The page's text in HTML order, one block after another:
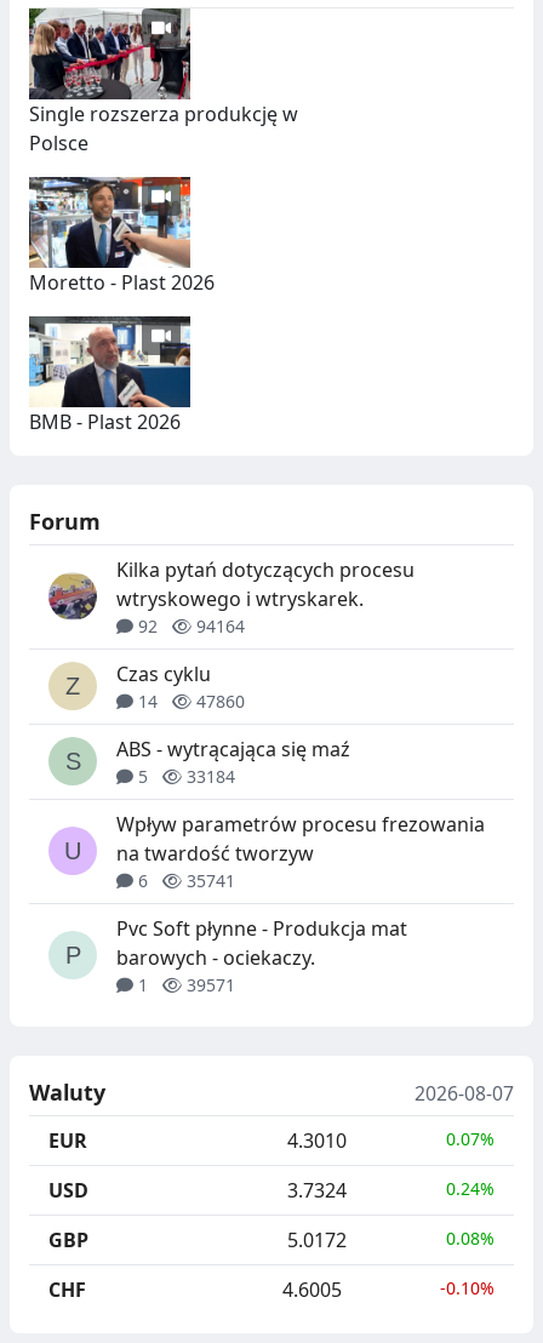
Single rozszerza produkcję w
Polsce
Moretto - Plast 2026
BMB - Plast 2026
Forum
Kilka pytań dotyczących procesu
wtryskowego i wtryskarek.
92 94164
Czas cyklu
14 47860
ABS - wytrącająca się maź
5 33184
Wpływ parametrów procesu frezowania
na twardość tworzyw
6 35741
Pvc Soft płynne - Produkcja mat
barowych - ociekaczy.
1 39571
Waluty
2026-08-07
EUR
4.3010 0.07%
USD 3.7324 0.24%
GBP 5.0172 0.08%
CHF 4.6005 -0.10%